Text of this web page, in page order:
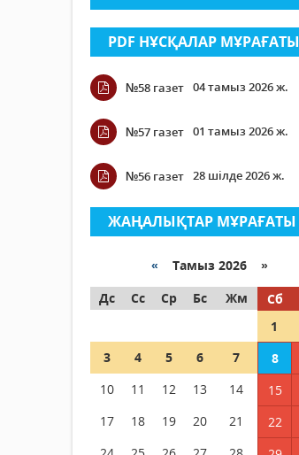
PDF НҰСҚАЛАР МҰРАҒАТЫ
№58 газет 04 тамыз 2026 ж.
№57 газет 01 тамыз 2026 ж.
№56 газет 28 шілде 2026 ж.
ЖАҢАЛЫҚТАР МҰРАҒАТЫ
« Тамыз 2026 »
Дс
Сс Ср Бс Жм Сб
1
3
4 5 6 7 8
10
11 12 13 14 15
17
18 19 20 21 22